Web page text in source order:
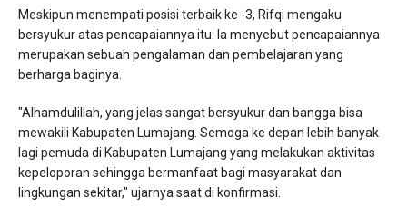
Meskipun menempati posisi terbaik ke -3, Rifqi mengaku
bersyukur atas pencapaiannya itu. Ia menyebut pencapaiannya
merupakan sebuah pengalaman dan pembelajaran yang
berharga baginya.
"Alhamdulillah, yang jelas sangat bersyukur dan bangga bisa
mewakili Kabupaten Lumajang. Semoga ke depan lebih banyak
lagi pemuda di Kabupaten Lumajang yang melakukan aktivitas
kepeloporan sehingga bermanfaat bagi masyarakat dan
lingkungan sekitar," ujarnya saat di konfirmasi.